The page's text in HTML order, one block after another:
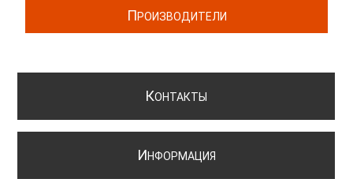
ПРОИЗВОДИТЕЛИ
КОНТАКТЫ
ИНФОРМАЦИЯ